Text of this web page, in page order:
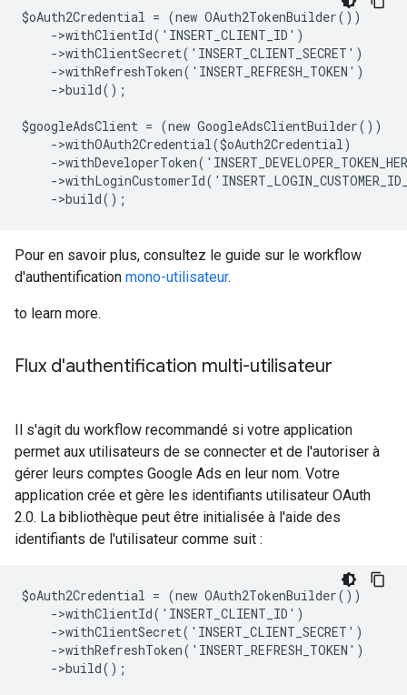
$oAuth2Credential = (new OAuth2TokenBuilder())
    ->withClientId('INSERT_CLIENT_ID')
    ->withClientSecret('INSERT_CLIENT_SECRET')
    ->withRefreshToken('INSERT_REFRESH_TOKEN')
    ->build();
$googleAdsClient = (new GoogleAdsClientBuilder())
    ->withOAuth2Credential($oAuth2Credential)
-
-
    ->build();
Pour en savoir plus, consultez le guide sur le workflow
d'authentification mono-utilisateur.
to learn more.
Flux d'authentification multi-utilisateur
Il s'agit du workflow recommandé si votre application
permet aux utilisateurs de se connecter et de l'autoriser à
gérer leurs comptes Google Ads en leur nom. Votre
application crée et gère les identifiants utilisateur OAuth
2.0. La bibliothèque peut être initialisée à l'aide des
identifiants de l'utilisateur comme suit :
$oAuth2Credential = (new OAuth2TokenBuilder())
    ->withClientId('INSERT_CLIENT_ID')
    ->withClientSecret('INSERT_CLIENT_SECRET')
    ->withRefreshToken('INSERT_REFRESH_TOKEN')
    ->build();